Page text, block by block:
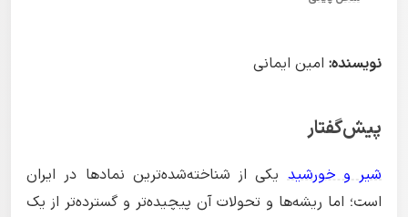
نویسنده: امین ایمانی
پیش‌گفتار
شیر و خورشیدیکی از شناخته‌شده‌ترین نمادها در ایران
است؛ اما ریشه‌ها و تحولات آن پیچیده‌تر و گسترده‌تر از یک